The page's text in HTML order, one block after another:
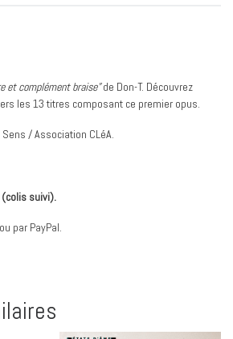
et complément braise”de Don-T. Découvrez
les 13 titres composant ce premier opus.
/ Association CLéA.
(colis suivi).
par PayPal.